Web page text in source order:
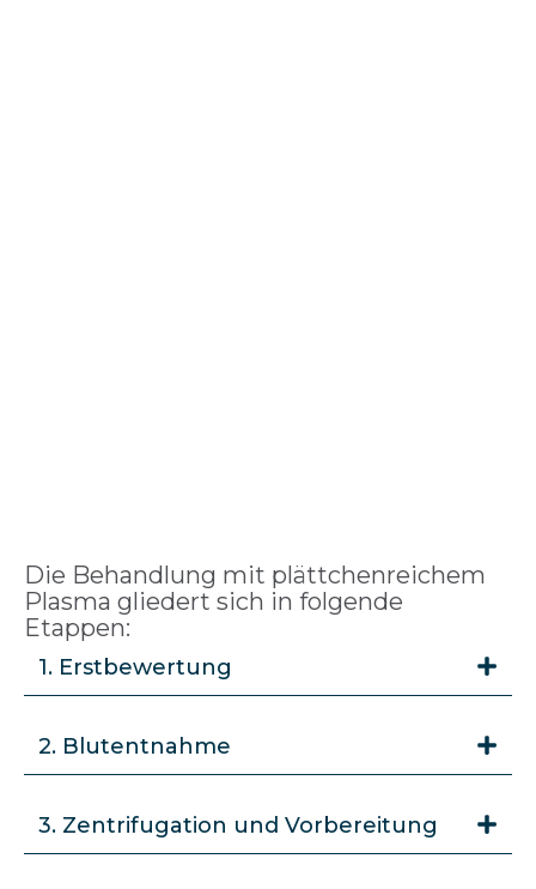
Die Behandlung mit plättchenreichem
Plasma gliedert sich in folgende
Etappen:
1. Erstbewertung
2. Blutentnahme
3. Zentrifugation und Vorbereitung